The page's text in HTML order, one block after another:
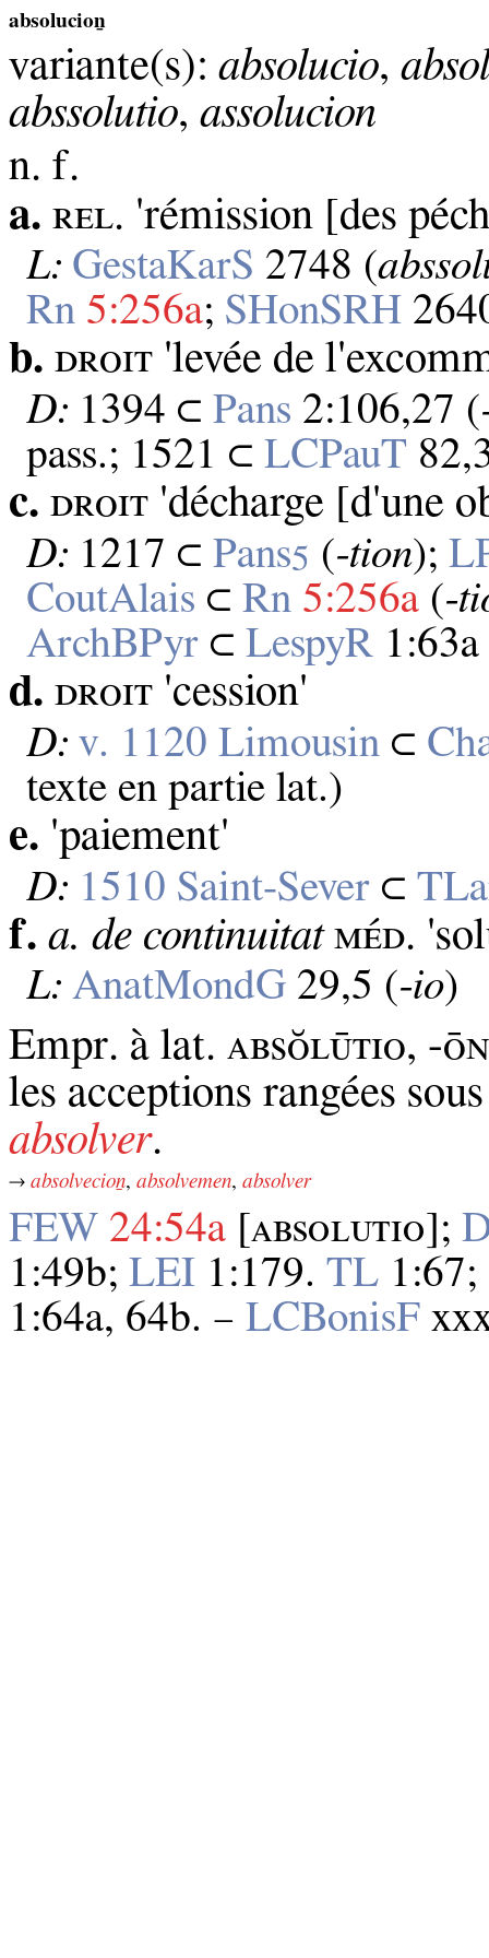
absolucioṉ
variante(s): absolucio,
abssolutio, assolucion
n. f.
a. ʀᴇʟ. 'rémission [des
L: GestaKarS 2748 (
Rn 5:256a; SHonSRH
b. ᴅʀᴏɪᴛ 'levée de
D: 1394 ⊂Pans 2:106,27 (
pass.; 1521 ⊂LCPauT
c. ᴅʀᴏɪᴛ 'décharge [d'une
D: 1217 ⊂Pans5 (‑tion);
CoutAlais ⊂Rn 5:256a (
ArchBPyr ⊂LespyR
d. ᴅʀᴏɪᴛ 'cession'
D: v. 1120 Limousin ⊂
texte en partie lat.)
e. 'paiement'
D: 1510 Saint‑Sever ⊂
f. a. de continuitatᴍᴇ́ᴅ.
L: AnatMondG 29,5 (‑io)
Empr. à lat. ᴀʙѕᴏ̆ʟᴜ̄ᴛɪᴏ, -
les acceptions rangées
absolver.
→ absolvecioṉ, absolvemen, absolver
FEW 24:54a [ᴀʙѕᴏʟᴜᴛɪᴏ];
1:49b; LEI 1:179. TL 1:67;
1:64a, 64b. – LCBonisF